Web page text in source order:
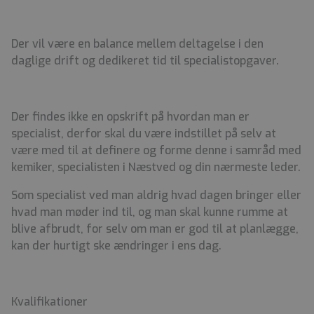
Der vil være en balance mellem deltagelse i den
daglige drift og dedikeret tid til specialistopgaver.
Der findes ikke en opskrift på hvordan man er
specialist, derfor skal du være indstillet på selv at
være med til at definere og forme denne i samråd med
kemiker, specialisten i Næstved og din nærmeste leder.
Som specialist ved man aldrig hvad dagen bringer eller
hvad man møder ind til, og man skal kunne rumme at
blive afbrudt, for selv om man er god til at planlægge,
kan der hurtigt ske ændringer i ens dag.
Kvalifikationer